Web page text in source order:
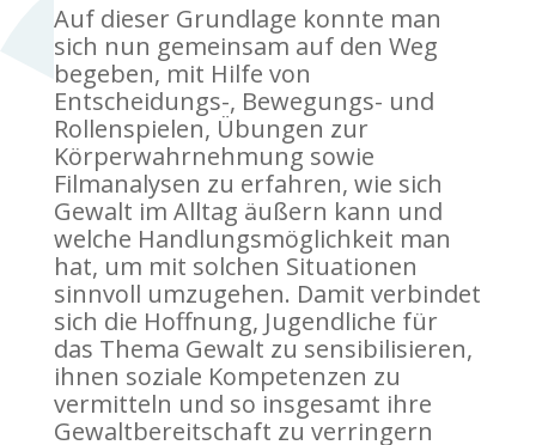
Auf dieser Grundlage konnte man
sich nun gemeinsam auf den Weg
begeben, mit Hilfe von
Entscheidungs-, Bewegungs- und
Rollenspielen, Übungen zur
Körperwahrnehmung sowie
Filmanalysen zu erfahren, wie sich
Gewalt im Alltag äußern kann und
welche Handlungsmöglichkeit man
hat, um mit solchen Situationen
sinnvoll umzugehen. Damit verbindet
sich die Hoffnung, Jugendliche für
das Thema Gewalt zu sensibilisieren,
ihnen soziale Kompetenzen zu
vermitteln und so insgesamt ihre
Gewaltbereitschaft zu verringern